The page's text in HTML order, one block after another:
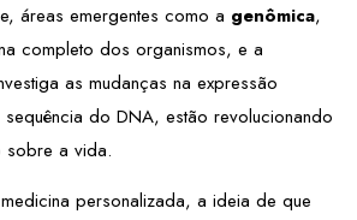
áreas emergentes como a genômica,
completo dos organismos, e a
as mudanças na expressão
do DNA, estão revolucionando
sobre a vida.
personalizada, a ideia de que